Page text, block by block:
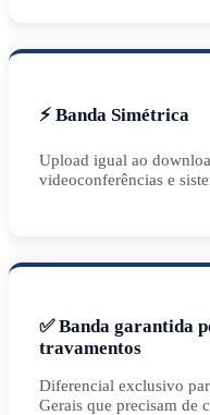
⚡ Banda Simétrica
Upload igual ao
videoconferências e
✅ Banda garantida
travamentos
Diferencial exclusivo
Gerais que precisam de